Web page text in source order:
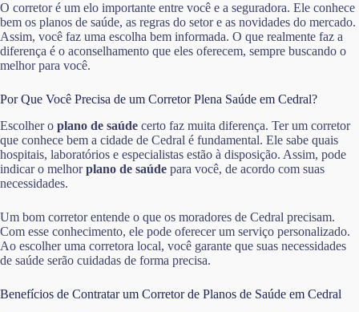
O corretor é um elo importante entre você e a seguradora. Ele conhece
bem os planos de saúde, as regras do setor e as novidades do mercado.
Assim, você faz uma escolha bem informada. O que realmente faz a
diferença é o aconselhamento que eles oferecem, sempre buscando o
melhor para você.
Por Que Você Precisa de um Corretor Plena Saúde em Cedral?
Escolher o plano de saúde certo faz muita diferença. Ter um corretor
que conhece bem a cidade de Cedral é fundamental. Ele sabe quais
hospitais, laboratórios e especialistas estão à disposição. Assim, pode
indicar o melhorplano de saúde para você, de acordo com suas
necessidades.
Um bom corretor entende o que os moradores de Cedral precisam.
Com esse conhecimento, ele pode oferecer um serviço personalizado.
Ao escolher uma corretora local, você garante que suas necessidades
de saúde serão cuidadas de forma precisa.
Benefícios de Contratar um Corretor de Planos de Saúde em Cedral